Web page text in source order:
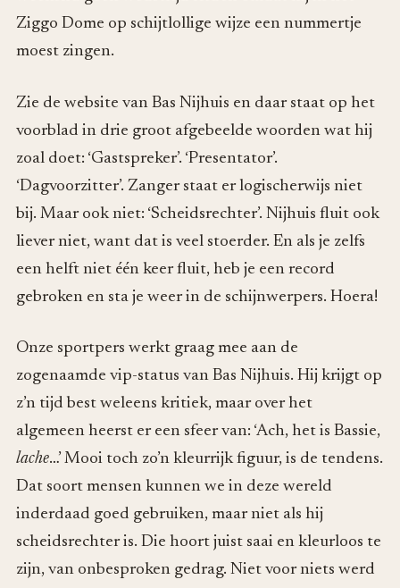
Ziggo Dome op schijtlollige wijze een nummertje
moest zingen.
Zie de website van Bas Nijhuis en daar staat op het
voorblad in drie groot afgebeelde woorden wat hij
zoal doet: ‘Gastspreker’. ‘Presentator’.
‘Dagvoorzitter’. Zanger staat er logischerwijs niet
bij. Maar ook niet: ‘Scheidsrechter’. Nijhuis fluit ook
liever niet, want dat is veel stoerder. En als je zelfs
een helft niet één keer fluit, heb je een record
gebroken en sta je weer in de schijnwerpers. Hoera!
Onze sportpers werkt graag mee aan de
zogenaamde vip-status van Bas Nijhuis. Hij krijgt op
z’n tijd best weleens kritiek, maar over het
algemeen heerst er een sfeer van: ‘Ach, het is Bassie,
lache…’ Mooi toch zo’n kleurrijk figuur, is de tendens.
Dat soort mensen kunnen we in deze wereld
inderdaad goed gebruiken, maar niet als hij
scheidsrechter is. Die hoort juist saai en kleurloos te
zijn, van onbesproken gedrag. Niet voor niets werd